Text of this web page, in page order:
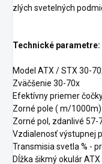
zlých svetelných
Technické parametre:
Model ATX / STX 30-
Zväčšenie 30-70x
Efektívny priemer
Zorné pole ( m/
Zorné pol, zdanlivé 57-
Vzdialenosť výstupnej
Transmisia svetla % -
Dĺžka šikmý okulár